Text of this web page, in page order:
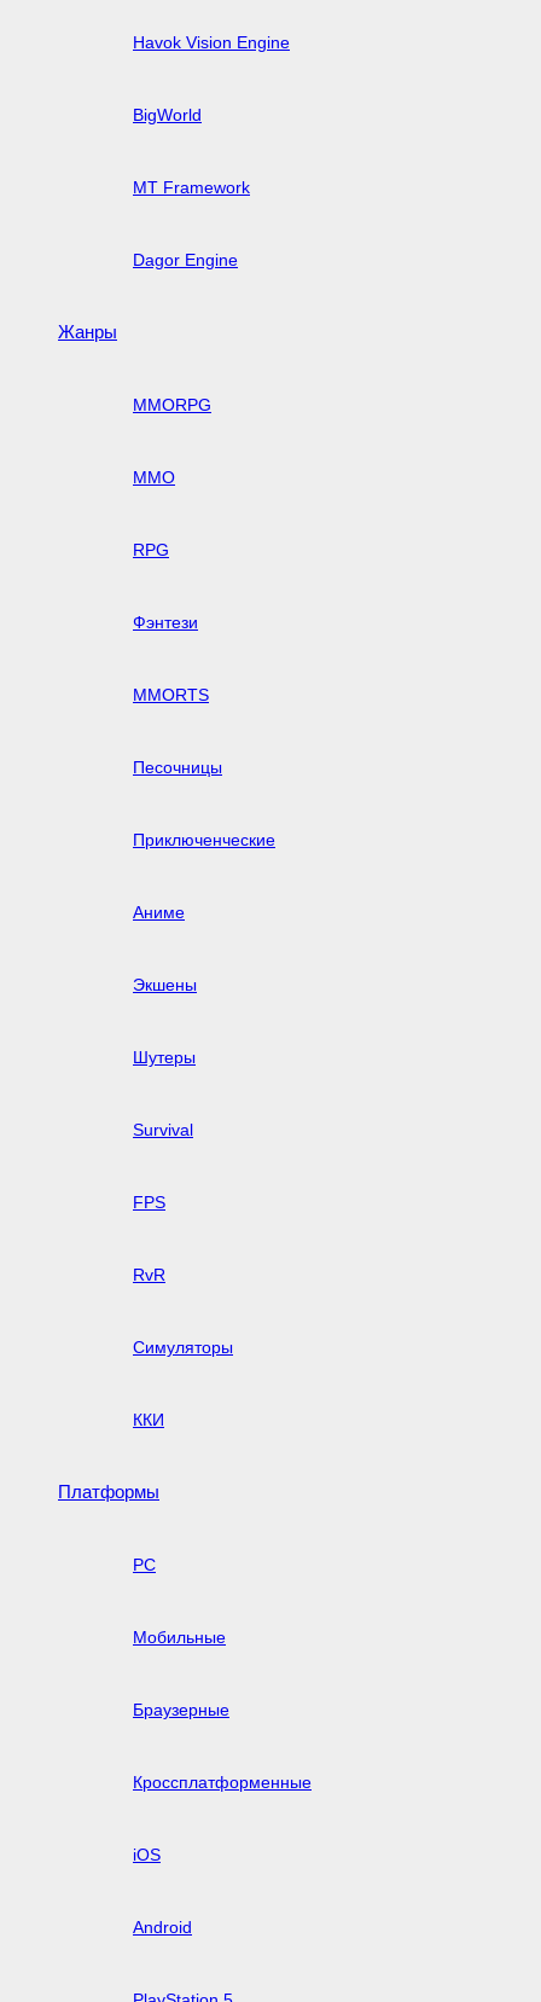
Havok Vision Engine
BigWorld
MT Framework
Dagor Engine
Жанры
MMORPG
MMO
RPG
Фэнтези
MMORTS
Песочницы
Приключенческие
Аниме
Экшены
Шутеры
Survival
FPS
RvR
Симуляторы
ККИ
Платформы
PC
Мобильные
Браузерные
Кроссплатформенные
iOS
Android